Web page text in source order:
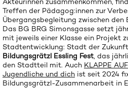
Treffen der Pädagog:innen zur
Übergangsbegleitung zwischen
Das BG BRG Simonsgasse setzt
mit jeweils einer Klasse ein Projekt
Stadtentwicklung: Stadt der
Bildungsgrätzl Essling Fest, das
den Stadtteil mit. Auch KLAPPE
Jugendliche und dich ist seit 2024
Bildungsgrätzl-Zusammenarbeit in